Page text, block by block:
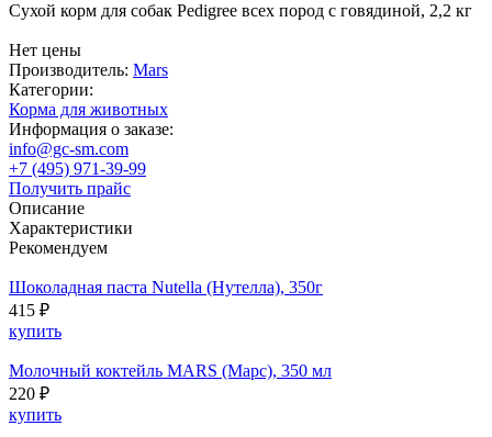
Сухой корм для собак Pedigree всех пород с говядиной, 2,2 кг
Нет цены
Производитель: Mars
Категории:
Корма для животных
Информация о заказе:
info@gc-sm.com
+7 (495) 971-39-99
Получить прайс
Описание
Характеристики
Рекомендуем
Шоколадная паста Nutella (Нутелла), 350г
415 ₽
купить
Молочный коктейль MARS (Марс), 350 мл
220 ₽
купить